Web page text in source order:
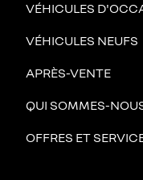
VÉHICULES
VÉHICULES NEUFS
APRÈS-VENTE
QUI SOMMES-
OFFRES ET